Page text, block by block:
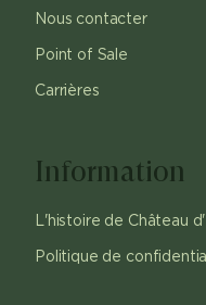
Nous contacter
Point of Sale
Carrières
Information
L'histoire de Château
Politique de